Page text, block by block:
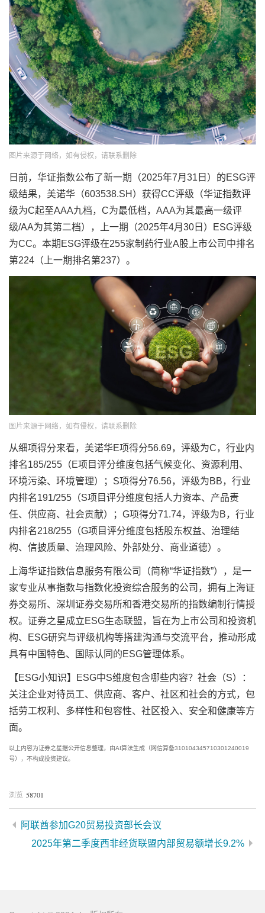
图片来源于网络，如有侵权，请联系删除
日前，华证指数公布了新一期（2025年7月31日）的ESG评
级结果，美诺华（603538.SH）获得CC评级（华证指数评
级为C起至AAA九档，C为最低档，AAA为其最高一级评
级/AA为其第二档），上一期（2025年4月30日）ESG评级
为CC。本期ESG评级在255家制药行业A股上市公司中排名
第224（上一期排名第237）。
图片来源于网络，如有侵权，请联系删除
从细项得分来看，美诺华E项得分56.69，评级为C，行业内
排名185/255（E项目评分维度包括气候变化、资源利用、
环境污染、环境管理）；S项得分76.56，评级为BB，行业
内排名191/255（S项目评分维度包括人力资本、产品责
任、供应商、社会贡献）；G项得分71.74，评级为B，行业
内排名218/255（G项目评分维度包括股东权益、治理结
构、信披质量、治理风险、外部处分、商业道德）。
上海华证指数信息服务有限公司（简称“华证指数”），是一
家专业从事指数与指数化投资综合服务的公司，拥有上海证
券交易所、深圳证券交易所和香港交易所的指数编制行情授
权。证券之星成立ESG生态联盟，旨在为上市公司和投资机
构、ESG研究与评级机构等搭建沟通与交流平台，推动形成
具有中国特色、国际认同的ESG管理体系。
【ESG小知识】ESG中S维度包含哪些内容？社会（S）：
关注企业对待员工、供应商、客户、社区和社会的方式，包
括劳工权利、多样性和包容性、社区投入、安全和健康等方
面。
以上内容为证券之星据公开信息整理，由AI算法生成（网信算备310104345710301240019
号），不构成投资建议。
浏览 58701
阿联酋参加G20贸易投资部长会议
2025年第二季度西非经货联盟内部贸易额增长9.2%